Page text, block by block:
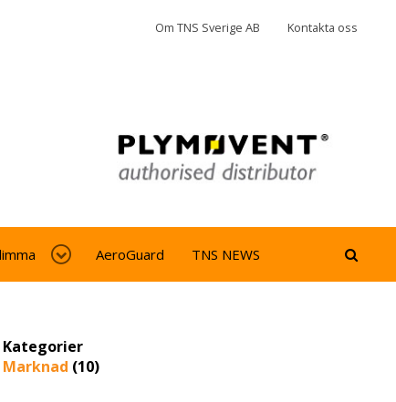
Om TNS Sverige AB Kontakta oss
AeroGuard TNS NEWS
Kategorier
Marknad (10)